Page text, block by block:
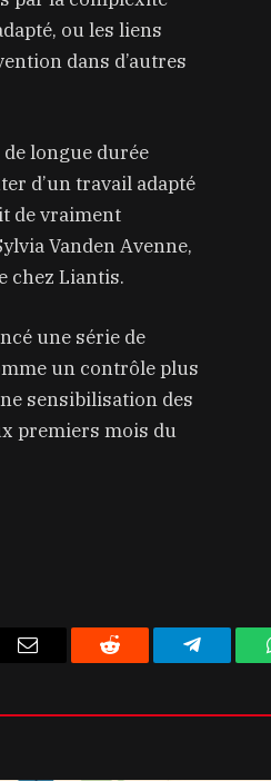
ou les liens
dans d’autres
longue durée
d’un travail adapté
de vraiment
Vanden Avenne,
chez Liantis.
une série de
un contrôle plus
sensibilisation des
premiers mois du
Email Reddit Telegram